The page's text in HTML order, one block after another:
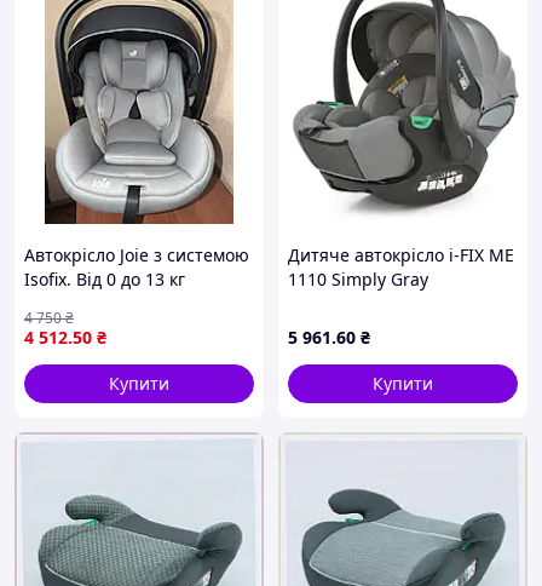
Автокрісло Joie з системою
Isofix. Від 0 до 13 кг
4 512.50 ₴
4 750₴
Купити
Дитяче автокрісло i-FIX ME
1110 Simply Gray
5 961.60 ₴
Купити